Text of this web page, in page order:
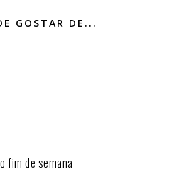
GOSTAR DE...
fim de semana